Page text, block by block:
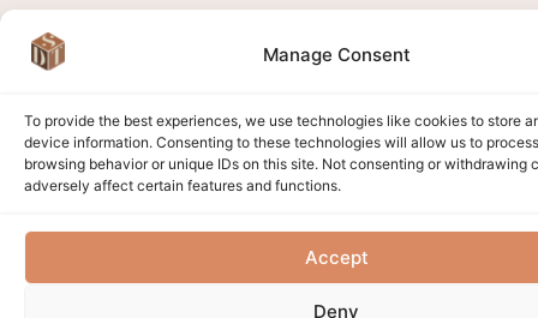
Manage Consent
To provide the best experiences, we use technologies like cookies to store
device information. Consenting to these technologies will allow us to
browsing behavior or unique IDs on this site. Not consenting or withdrawing
adversely affect certain features and functions.
Accept
Deny